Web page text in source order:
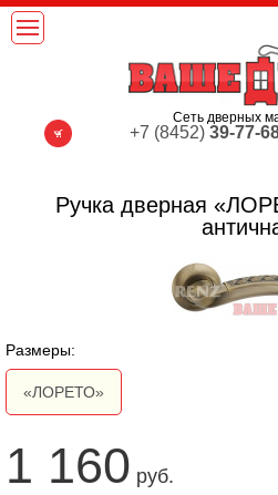
Ручка дверная
Размеры:
«ЛОРЕТО»
1 160 руб.
Сеть дверных
+7 (8452)39-77-